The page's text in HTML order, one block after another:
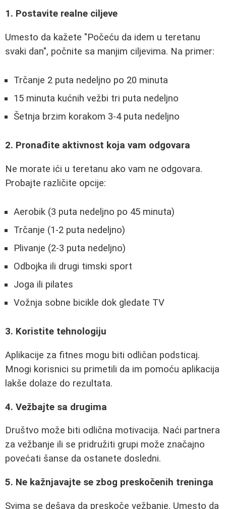
1. Postavite realne ciljeve
Umesto da kažete "Počeću da idem u teretanu
svaki dan", počnite sa manjim ciljevima. Na primer:
Trčanje 2 puta nedeljno po 20 minuta
15 minuta kućnih vežbi tri puta nedeljno
Šetnja brzim korakom 3-4 puta nedeljno
2. Pronađite aktivnost koja vam odgovara
Ne morate ići u teretanu ako vam ne odgovara.
Probajte različite opcije:
Aerobik (3 puta nedeljno po 45 minuta)
Trčanje (1-2 puta nedeljno)
Plivanje (2-3 puta nedeljno)
Odbojka ili drugi timski sport
Joga ili pilates
Vožnja sobne bicikle dok gledate TV
3. Koristite tehnologiju
Aplikacije za fitnes mogu biti odličan podsticaj.
Mnogi korisnici su primetili da im pomoću aplikacija
lakše dolaze do rezultata.
4. Vežbajte sa drugima
Društvo može biti odlična motivacija. Naći partnera
za vežbanje ili se pridružiti grupi može značajno
povećati šanse da ostanete dosledni.
5. Ne kažnjavajte se zbog preskočenih treninga
Svima se dešava da preskoče vežbanje. Umesto da